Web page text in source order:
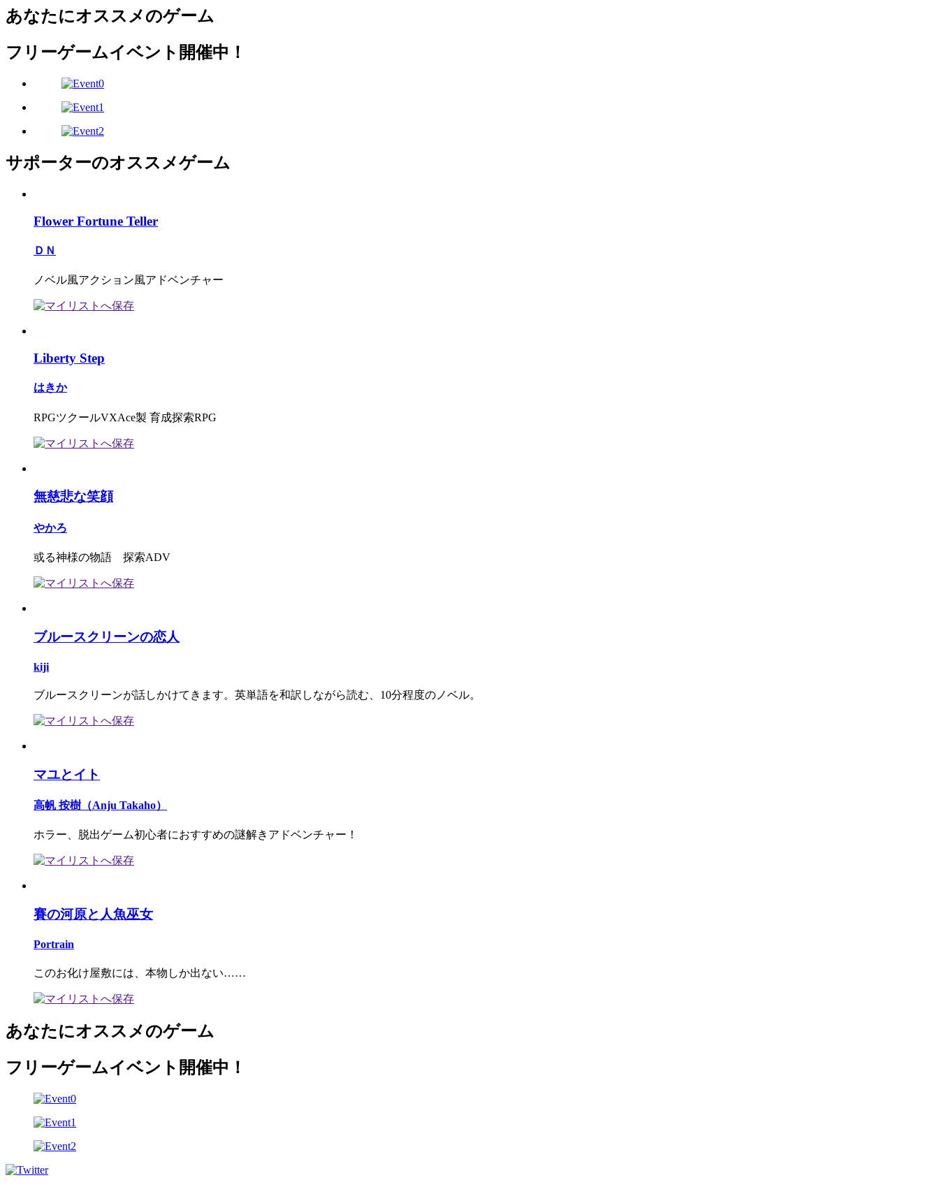
あなたにオススメのゲーム
フリーゲームイベント開催中！
サポーターのオススメゲーム
Flower Fortune Teller
ＤＮ
ノベル風アクション風アドベンチャー
Liberty Step
はきか
RPGツクールVXAce製 育成探索RPG
無慈悲な笑顔
やかろ
或る神様の物語 探索ADV
ブルースクリーンの恋人
kiji
ブルースクリーンが話しかけてきます。英単語を和訳しながら読む、10分程度のノベル。
マユとイト
高帆 按樹（Anju Takaho）
ホラー、脱出ゲーム初心者におすすめの謎解きアドベンチャー！
賽の河原と人魚巫女
Portrain
このお化け屋敷には、本物しか出ない……
あなたにオススメのゲーム
フリーゲームイベント開催中！